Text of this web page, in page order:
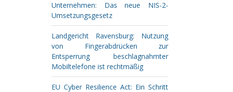
Unternehmen: Das neue NIS-2-
Umsetzungsgesetz
Landgericht Ravensburg: Nutzung
von Fingerabdrücken zur
Entsperrung beschlagnahmter
Mobiltelefone ist rechtmäßig
EU Cyber Resilience Act: Ein Schritt